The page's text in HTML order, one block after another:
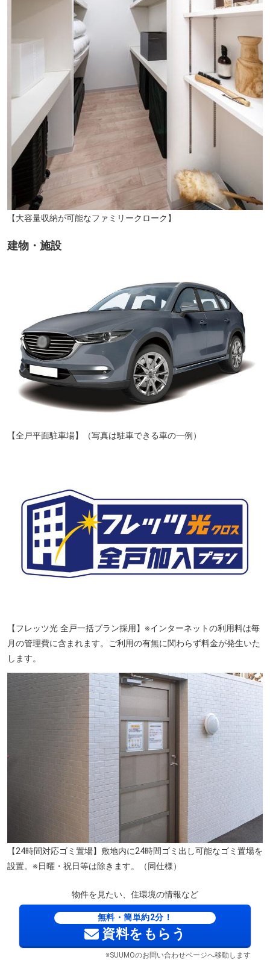
広島銀行福山蔵王支店（徒歩7分／約520m）
【大容量収納が可能なファミリークローク】
建物・施設
【全戸平面駐車場】（写真は駐車できる車の一例）
【フレッツ光 全戸一括プラン採用】※インターネットの利用料は毎
月の管理費に含まれます。ご利用の有無に関わらず料金が発生いた
します。
【24時間対応ゴミ置場】敷地内に24時間ゴミ出し可能なゴミ置場を
設置。※日曜・祝日等は除きます。（同仕様）
物件を見たい、住環境の情報など
無料・簡単約2分！
資料をもらう
※SUUMOのお問い合わせページへ移動します